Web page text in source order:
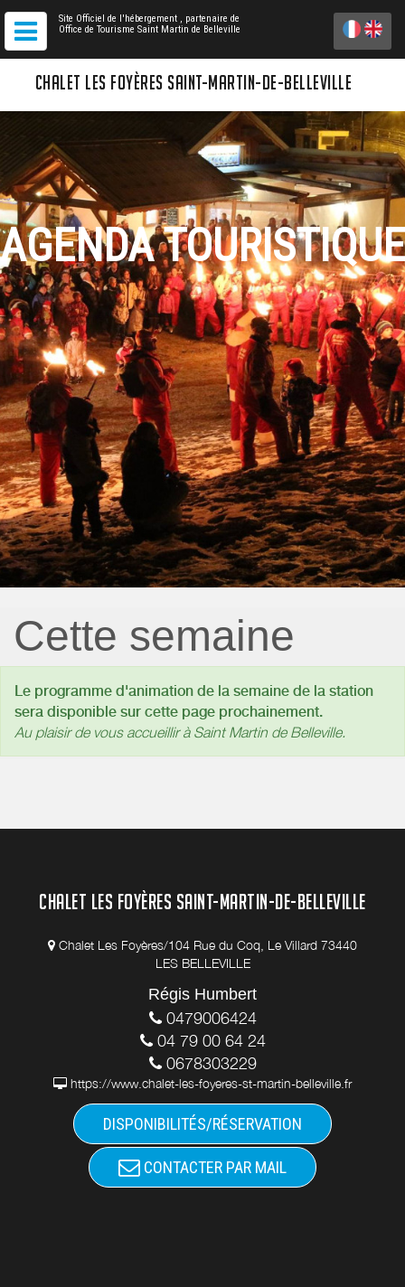
Site Officiel de l'hébergement , partenaire de
Office de Tourisme Saint Martin de Belleville
CHALET LES FOYÈRES SAINT-MARTIN-DE-BELLEVILLE
AGENDA TOURISTIQUE
Cette semaine
Le programme d'animation de la semaine de la station
sera disponible sur cette page prochainement.
Au plaisir de vous accueillir à Saint Martin de Belleville.
CHALET LES FOYÈRES SAINT-MARTIN-DE-BELLEVILLE
Chalet Les Foyères/104 Rue du Coq, Le Villard 73440
LES BELLEVILLE
Régis Humbert
0479006424
04 79 00 64 24
0678303229
https://www.chalet-les-foyeres-st-martin-belleville.fr
DISPONIBILITÉS/RÉSERVATION
CONTACTER PAR MAIL